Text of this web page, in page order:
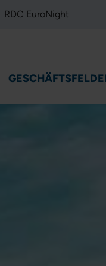
RDC EuroNight
umschalten